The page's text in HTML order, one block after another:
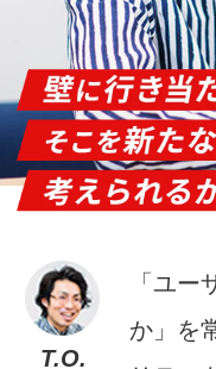
T.O.
「ユ
か」を